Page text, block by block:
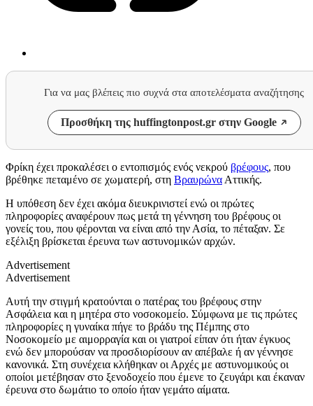
Για να μας βλέπεις πιο συχνά στα αποτελέσματα αναζήτησης
Προσθήκη της huffingtonpost.gr στην Google
Φρίκη έχει προκαλέσει ο εντοπισμός ενός νεκρού βρέφους, που
βρέθηκε πεταμένο σε χωματερή, στη Βραυρώνα Αττικής.
Η υπόθεση δεν έχει ακόμα διευκρινιστεί ενώ οι πρώτες
πληροφορίες αναφέρουν πως μετά τη γέννηση του βρέφους οι
γονείς του, που φέρονται να είναι από την Ασία, το πέταξαν. Σε
εξέλιξη βρίσκεται έρευνα των αστυνομικών αρχών.
Advertisement
Advertisement
Αυτή την στιγμή κρατούνται ο πατέρας του βρέφους στην
Ασφάλεια και η μητέρα στο νοσοκομείο. Σύμφωνα με τις πρώτες
πληροφορίες η γυναίκα πήγε το βράδυ της Πέμπης στο
Νοσοκομείο με αιμορραγία και οι γιατροί είπαν ότι ήταν έγκυος
ενώ δεν μπορούσαν να προσδιορίσουν αν απέβαλε ή αν γέννησε
κανονικά. Στη συνέχεια κλήθηκαν οι Αρχές με αστυνομικούς οι
οποίοι μετέβησαν στο ξενοδοχείο που έμενε το ζευγάρι και έκαναν
έρευνα στο δωμάτιο το οποίο ήταν γεμάτο αίματα.